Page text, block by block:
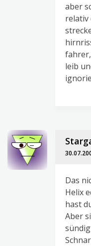
aber
relativ
leib
Das
Helix
hast
Aber